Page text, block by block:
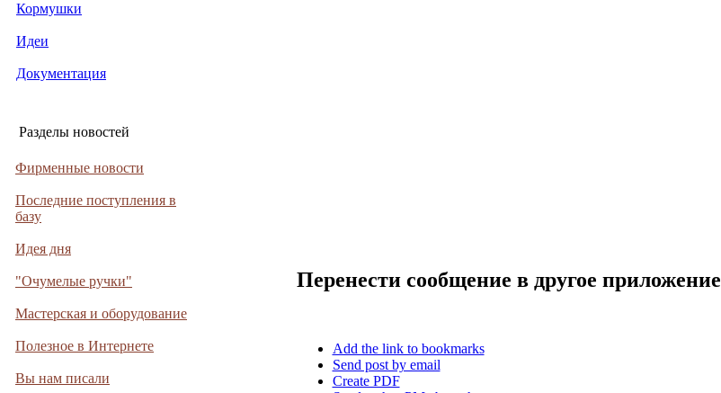
Кормушки
Идеи
Документация
Разделы новостей
Фирменные новости
Последние поступления в
базу
Идея дня
"Очумелые ручки"
Мастерская и оборудование
Полезное в Интернете
Вы нам писали
Перенести сообщение в другое приложение
Add the link to bookmarks
Send post by email
Create PDF